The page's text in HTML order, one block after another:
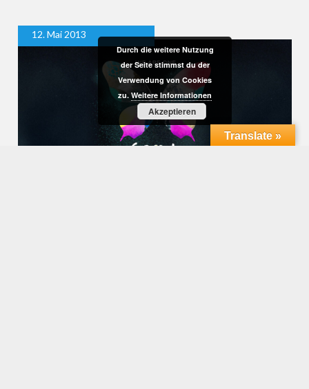
12. Mai 2013
Translate »
Durch die weitere Nutzung
der Seite stimmst du der
Verwendung von Cookies
zu. Weitere Informationen
Akzeptieren